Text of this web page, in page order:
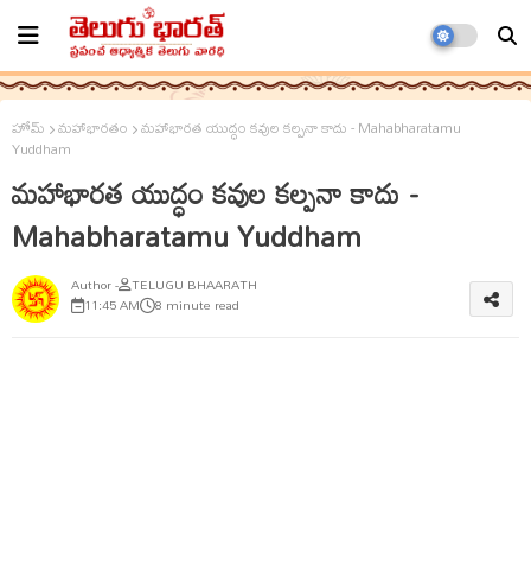
హోమ్ మహాభారతం మహాభారత యుద్ధం కవుల కల్పనా కాదు - Mahabharatamu
Yuddham
మహాభారత యుద్ధం కవుల కల్పనా కాదు -
Mahabharatamu Yuddham
TELUGU BHAARATH
11:45 AM 8 minute read